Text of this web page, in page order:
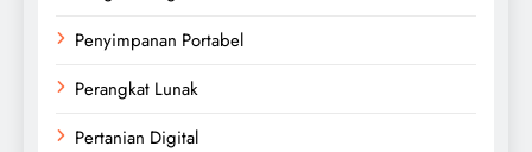
Penyimpanan Portabel
Perangkat Lunak
Pertanian Digital